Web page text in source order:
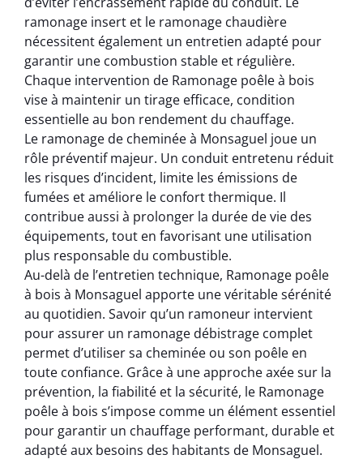
ramonage insert et le ramonage chaudière
nécessitent également un entretien adapté pour
garantir une combustion stable et régulière.
Chaque intervention de Ramonage poêle à bois
vise à maintenir un tirage efficace, condition
essentielle au bon rendement du chauffage.
Le ramonage de cheminée à Monsaguel joue un
rôle préventif majeur. Un conduit entretenu réduit
les risques d’incident, limite les émissions de
fumées et améliore le confort thermique. Il
contribue aussi à prolonger la durée de vie des
équipements, tout en favorisant une utilisation
plus responsable du combustible.
Au-delà de l’entretien technique, Ramonage poêle
à bois à Monsaguel apporte une véritable sérénité
au quotidien. Savoir qu’un ramoneur intervient
pour assurer un ramonage débistrage complet
permet d’utiliser sa cheminée ou son poêle en
toute confiance. Grâce à une approche axée sur la
prévention, la fiabilité et la sécurité, le Ramonage
poêle à bois s’impose comme un élément essentiel
pour garantir un chauffage performant, durable et
adapté aux besoins des habitants de Monsaguel.